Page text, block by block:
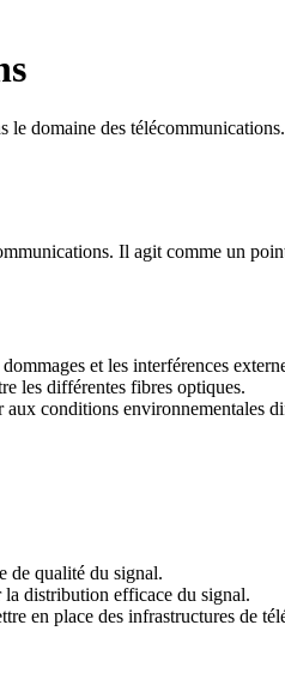
domaine des
Il agit comme un
et les interférences
les différentes fibres optiques.
conditions environnementales
de qualité du signal.
la distribution efficace du signal.
en place des infrastructures de